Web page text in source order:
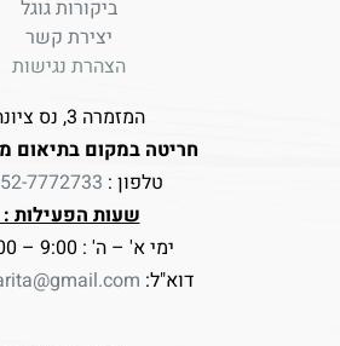
ביקורות גוגל
יצירת קשר
הצהרת נגישות
המזמרה 3, נס ציונה
חריטה במקום בתיאום
טלפון : 7772733
שעות הפעילות
ימי א' – ה' : 9:00 – 17:00
דוא"ל: